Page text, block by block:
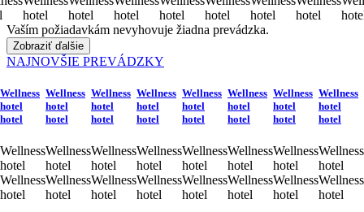
hotel
hotel
hotel
hotel
hotel
hotel
hotel
Vaším požiadavkám nevyhovuje žiadna prevádzka.
Zobraziť ďalšie
NAJNOVŠIE PREVÁDZKY
Wellness
hotel
hotel
Wellness
hotel
Wellness
hotel
Wellness
hotel
hotel
Wellness
hotel
Wellness
hotel
Wellness
hotel
hotel
Wellness
hotel
Wellness
hotel
Wellness
hotel
hotel
Wellness
hotel
Wellness
hotel
Wellness
hotel
hotel
Wellness
hotel
Wellness
hotel
Wellness
hotel
hotel
Wellness
hotel
Wellness
hotel
Wellness
hotel
hotel
Wellness
hotel
Wellness
hotel
Wellness
hotel
hotel
Wellness
hotel
Wellness
hotel